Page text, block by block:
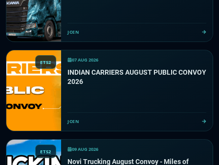
JOIN
ETS2 07 AUG 2026
INDIAN CARRIERS AUGUST PUBLIC CONVOY
2026
JOIN
ETS2 09 AUG 2026
Novi Trucking August Convoy - Miles of